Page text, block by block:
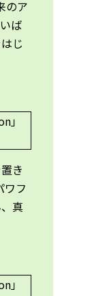
のア
ば
じ
き
ワフ
真